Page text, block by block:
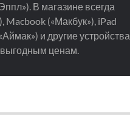
В магазине всегда
(«Макбук»), iPad
и другие устройства
ценам.